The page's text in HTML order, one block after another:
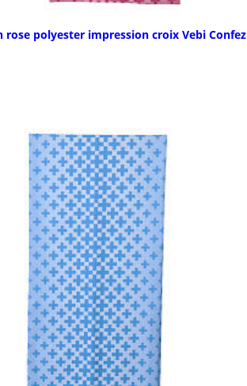
rose polyester impression croix Vebi